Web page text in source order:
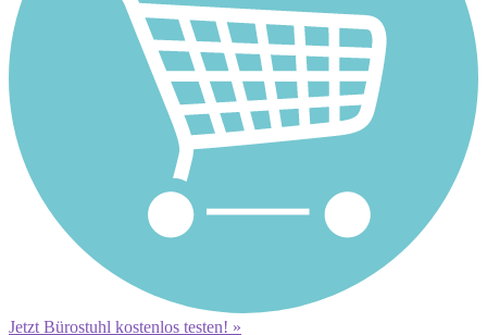
Jetzt Bürostuhl kostenlos testen! »